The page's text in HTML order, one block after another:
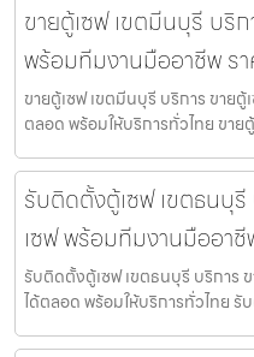
ขายตู้เซฟ เขตมีนบุรี บริ
พร้อมทีมงานมืออาชีพ ร
ขายตู้เซฟ เขตมีนบุรี บริการ ขาย
ตลอด พร้อมให้บริการทั่วไทย ขาย
รับติดตั้งตู้เซฟ เขตธนบุ
เซฟ พร้อมทีมงานมืออา
รับติดตั้งตู้เซฟ เขตธนบุรี บริการ
ได้ตลอด พร้อมให้บริการทั่วไทย รั